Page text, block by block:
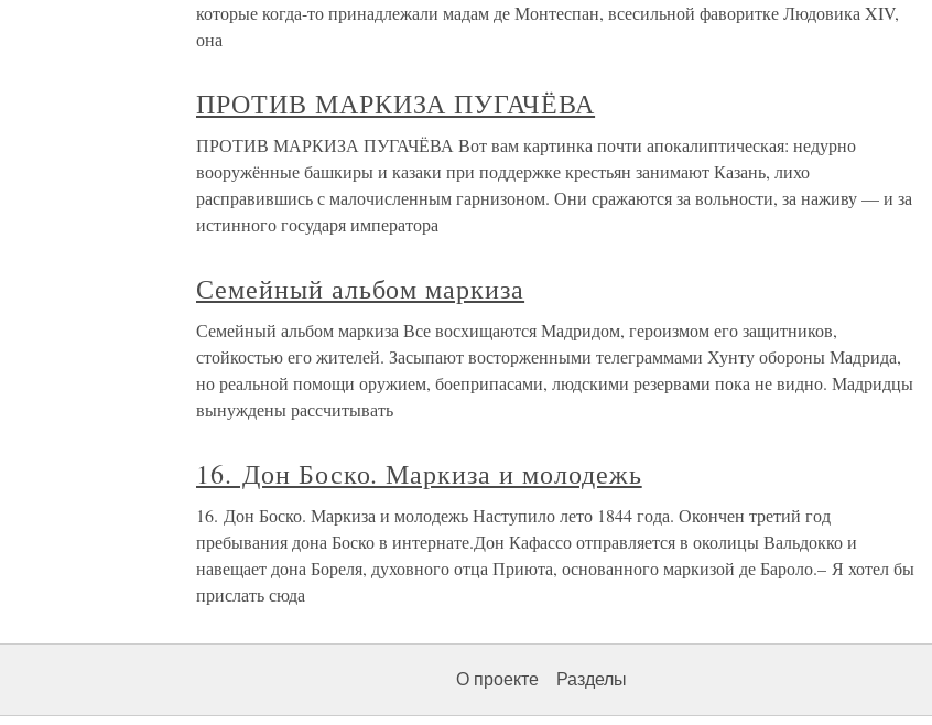
которые когда-то принадлежали мадам де Монтеспан, всесильной фаворитке Людовика XIV,
она
ПРОТИВ МАРКИЗА ПУГАЧЁВА
ПРОТИВ МАРКИЗА ПУГАЧЁВА Вот вам картинка почти апокалиптическая: недурно
вооружённые башкиры и казаки при поддержке крестьян занимают Казань, лихо
расправившись с малочисленным гарнизоном. Они сражаются за вольности, за наживу — и за
истинного государя императора
Семейный альбом маркиза
Семейный альбом маркиза Все восхищаются Мадридом, героизмом его защитников,
стойкостью его жителей. Засыпают восторженными телеграммами Хунту обороны Мадрида,
но реальной помощи оружием, боеприпасами, людскими резервами пока не видно. Мадридцы
вынуждены рассчитывать
16. Дон Боско. Маркиза и молодежь
16. Дон Боско. Маркиза и молодежь Наступило лето 1844 года. Окончен третий год
пребывания дона Боско в интернате.Дон Кафассо отправляется в околицы Вальдокко и
навещает дона Бореля, духовного отца Приюта, основанного маркизой де Бароло.– Я хотел бы
прислать сюда
О проекте Разделы